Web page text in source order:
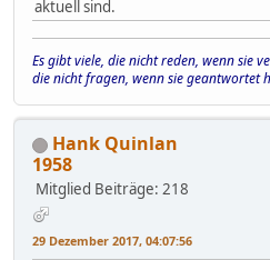
aktuell sind.
Es gibt viele, die nicht reden, wenn sie
die nicht fragen, wenn sie geantwortet
Hank Quinlan
1958
Mitglied Beiträge: 218
29 Dezember 2017, 04:07:56